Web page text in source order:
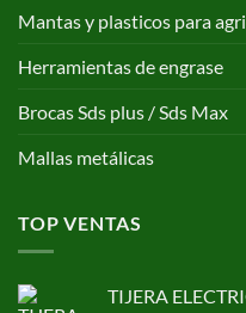
Mantas y plasticos para
Herramientas de engrase
Brocas Sds plus / Sds Max
Mallas metálicas
TOP VENTAS
TIJERA